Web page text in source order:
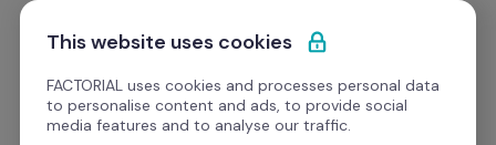
Pular para o conteúdo
Experimente Grátis
eBooks
This website uses cookies
FACTORIAL uses cookies and processes personal data
to personalise content and ads, to provide social
media features and to analyse our traffic.